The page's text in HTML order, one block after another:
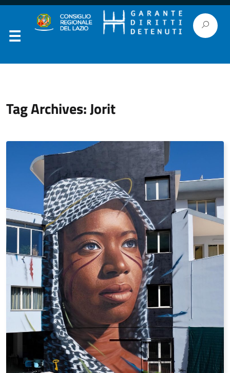
Tag Archives: Jorit